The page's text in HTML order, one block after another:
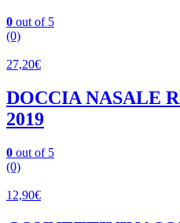
0 out of 5
(0)
27,20€
DOCCIA NASALE
2019
0 out of 5
(0)
12,90€